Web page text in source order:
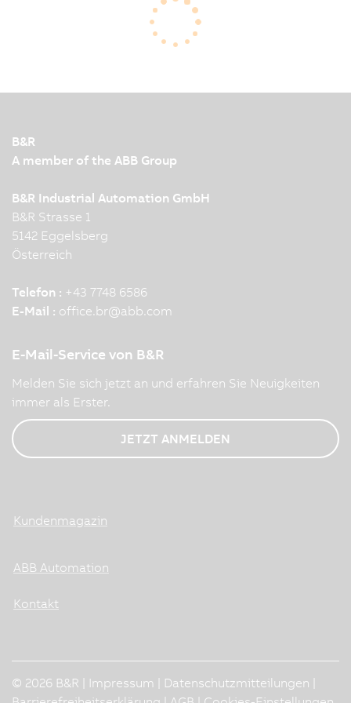
Codierungsumgebung Automation Studio Code
veröffentlicht. Erfahren Sie in diesem Interview mit
den B&R-Softwareexperten Sridharan Rangarajan
B&R
A member of the ABB Group
B&R Industrial Automation GmbH
B&R Strasse 1
5142 Eggelsberg
Österreich
Telefon : +43 7748 6586
E-Mail : office.br@abb.com
E-Mail-Service von B&R
Melden Sie sich jetzt an und erfahren Sie Neuigkeiten
immer als Erster.
JETZT ANMELDEN
Kundenmagazin
ABB Automation
Kontakt
© 2026 B&R | Impressum Datenschutzmitteilungen